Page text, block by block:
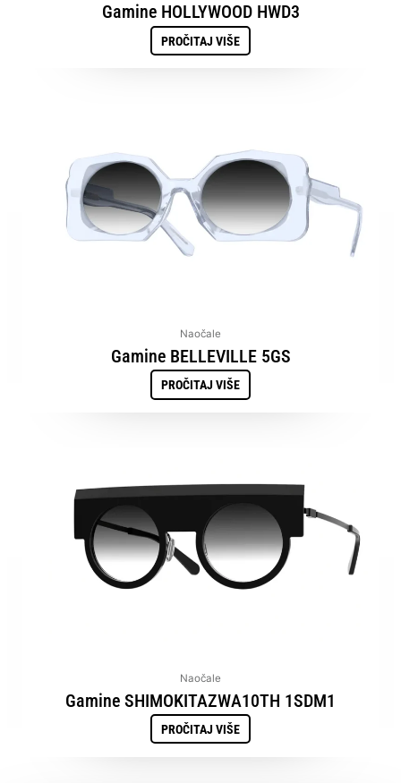
Gamine HOLLYWOOD HWD3
PROČITAJ VIŠE
Naočale
Gamine BELLEVILLE 5GS
PROČITAJ VIŠE
Naočale
Gamine SHIMOKITAZWA10TH 1SDM1
PROČITAJ VIŠE